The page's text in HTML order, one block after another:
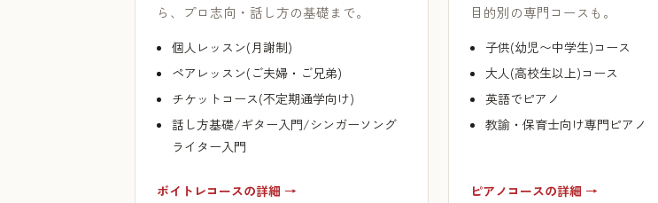
ら、プロ志向・話し方の基礎まで。
個人レッスン(月謝制)
ペアレッスン(ご夫婦・ご兄弟)
チケットコース(不定期通学向け)
話し方基礎/ギター入門/シンガーソング
ライター入門
ボイトレコースの詳細 →
目的別の専門コースも。
子供(幼児〜中学生)コース
大人(高校生以上)コース
英語でピアノ
教諭・保育士向け専門ピアノ
ピアノコースの詳細 →